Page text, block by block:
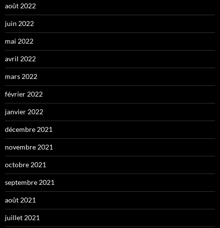
août 2022
juin 2022
mai 2022
avril 2022
mars 2022
février 2022
janvier 2022
décembre 2021
novembre 2021
octobre 2021
septembre 2021
août 2021
juillet 2021